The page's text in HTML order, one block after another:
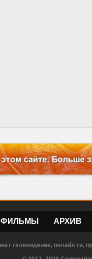
ФИЛЬМЫ АРХИВ
телевидение, онлайн тв,